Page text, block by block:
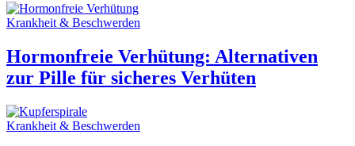
Krankheit & Beschwerden
Hormonfreie Verhütung: Alternativen
zur Pille für sicheres Verhüten
Krankheit & Beschwerden